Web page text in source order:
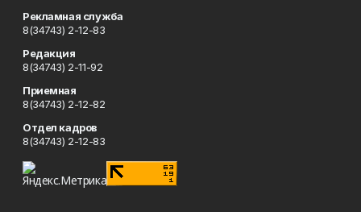
Рекламная служба
8(34743) 2-12-83
Редакция
8(34743) 2-11-92
Приемная
8(34743) 2-12-82
Отдел кадров
8(34743) 2-12-83